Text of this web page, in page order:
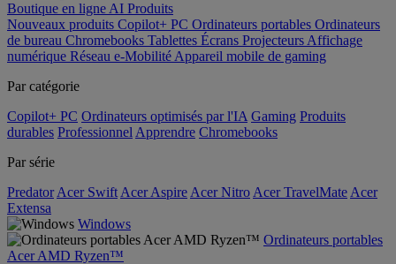
Boutique en ligne AI Produits
Nouveaux produits Copilot+ PC Ordinateurs portables Ordinateurs
de bureau Chromebooks Tablettes Écrans Projecteurs Affichage
numérique Réseau e-Mobilité Appareil mobile de gaming
Par catégorie
Copilot+ PC Ordinateurs optimisés par l'IA Gaming Produits
durables Professionnel Apprendre Chromebooks
Par série
Predator Acer Swift Acer Aspire Acer Nitro Acer TravelMate Acer
Extensa
Windows
Ordinateurs portables
Acer AMD Ryzen™